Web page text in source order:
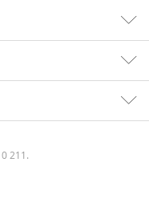
211.